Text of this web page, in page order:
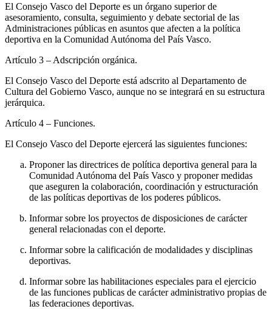
El Consejo Vasco del Deporte es un órgano superior de
asesoramiento, consulta, seguimiento y debate sectorial de las
Administraciones públicas en asuntos que afecten a la política
deportiva en la Comunidad Autónoma del País Vasco.
Artículo 3 – Adscripción orgánica.
El Consejo Vasco del Deporte está adscrito al Departamento de
Cultura del Gobierno Vasco, aunque no se integrará en su estructura
jerárquica.
Artículo 4 – Funciones.
El Consejo Vasco del Deporte ejercerá las siguientes funciones:
Proponer las directrices de política deportiva general para la
Comunidad Autónoma del País Vasco y proponer medidas
que aseguren la colaboración, coordinación y estructuración
de las políticas deportivas de los poderes públicos.
Informar sobre los proyectos de disposiciones de carácter
general relacionadas con el deporte.
Informar sobre la calificación de modalidades y disciplinas
deportivas.
Informar sobre las habilitaciones especiales para el ejercicio
de las funciones publicas de carácter administrativo propias de
las federaciones deportivas.